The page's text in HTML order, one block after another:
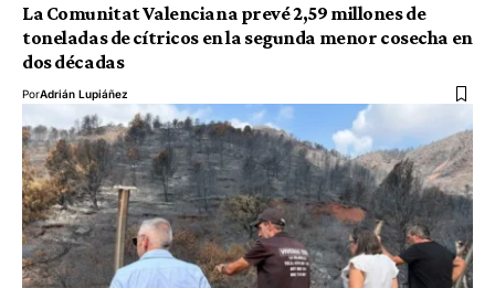
La Comunitat Valenciana prevé 2,59 millones de
toneladas de cítricos en la segunda menor cosecha en
dos décadas
PorAdrián Lupiáñez